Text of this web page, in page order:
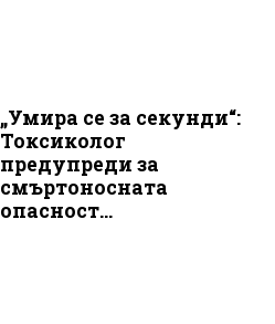
„Умира се за секунди“:
Токсиколог
предупреди за
смъртоносната
опасност...